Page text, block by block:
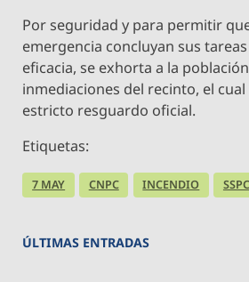
Por seguridad y para permitir
emergencia concluyan sus
eficacia, se exhorta a la
inmediaciones del recinto, el
estricto resguardo oficial.
Etiquetas:
7 MAY CNPC INCENDIO SSPC
ÚLTIMAS ENTRADAS